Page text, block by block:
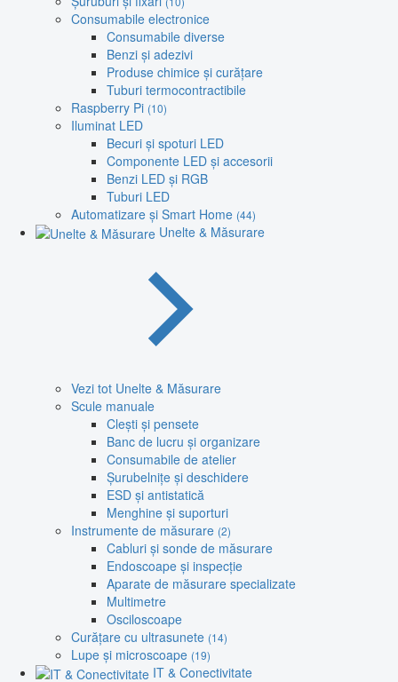
Consumabile electronice
Consumabile diverse
Benzi și adezivi
Produse chimice și curățare
Tuburi termocontractibile
Raspberry Pi (10)
Iluminat LED
Becuri și spoturi LED
Componente LED și accesorii
Benzi LED și RGB
Tuburi LED
Automatizare și Smart Home (44)
Unelte & Măsurare
Vezi tot Unelte & Măsurare
Scule manuale
Clești și pensete
Banc de lucru și organizare
Consumabile de atelier
Șurubelnițe și deschidere
ESD și antistatică
Menghine și suporturi
Instrumente de măsurare (2)
Cabluri și sonde de măsurare
Endoscoape și inspecție
Aparate de măsurare specializate
Multimetre
Osciloscoape
Curățare cu ultrasunete (14)
Lupe și microscoape (19)
IT & Conectivitate